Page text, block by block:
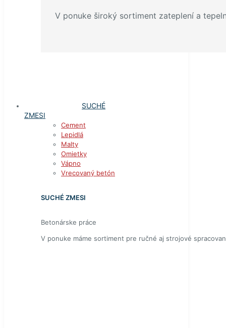
V ponuke široký sortiment zateplení a
SUCHÉ
ZMESI
Cement
Lepidlá
Malty
Omietky
Vápno
Vrecovaný betón
SUCHÉ ZMESI
Betonárske práce
V ponuke máme sortiment pre ručné aj strojové